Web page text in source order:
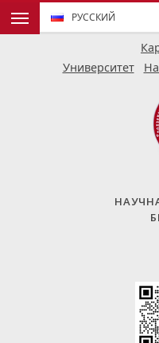
РУССКИЙ
Университет